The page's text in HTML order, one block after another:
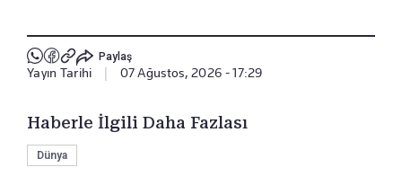
Paylaş
Yayın Tarihi 07 Ağustos, 2026 - 17:29
Haberle İlgili Daha Fazlası
Dünya